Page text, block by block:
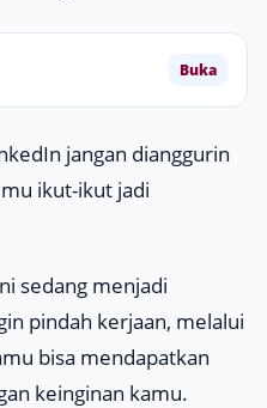
Buka
jangan dianggurin
ikut-ikut jadi
sedang menjadi
pindah kerjaan, melalui
bisa mendapatkan
keinginan kamu.